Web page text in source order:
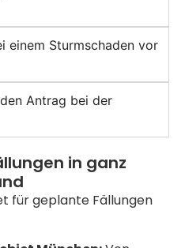
einem Sturmschaden vor
Antrag bei der
in ganz
für geplante Fällungen